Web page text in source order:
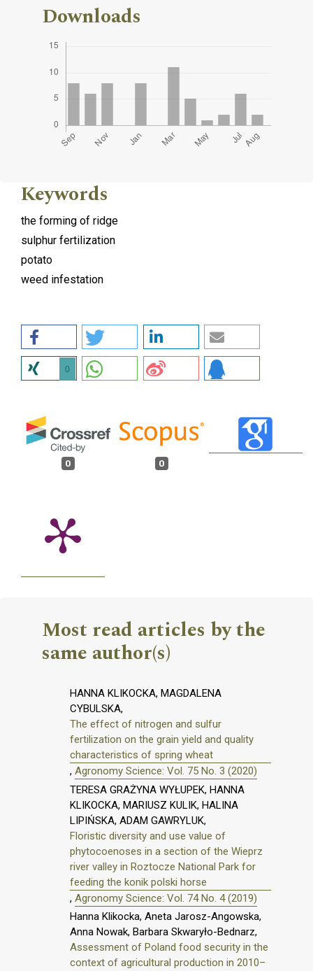
Downloads
Keywords
the forming of ridge
sulphur fertilization
potato
weed infestation
0
0 0
Most read articles by the
same author(s)
HANNA KLIKOCKA, MAGDALENA
CYBULSKA,
The effect of nitrogen and sulfur
fertilization on the grain yield and quality
characteristics of spring wheat
, Agronomy Science: Vol. 75 No. 3 (2020)
TERESA GRAŻYNA WYŁUPEK, HANNA
KLIKOCKA, MARIUSZ KULIK, HALINA
LIPIŃSKA, ADAM GAWRYLUK,
Floristic diversity and use value of
phytocoenoses in a section of the Wieprz
river valley in Roztocze National Park for
feeding the konik polski horse
, Agronomy Science: Vol. 74 No. 4 (2019)
Hanna Klikocka, Aneta Jarosz-Angowska,
Anna Nowak, Barbara Skwaryło-Bednarz,
Assessment of Poland food security in the
context of agricultural production in 2010–